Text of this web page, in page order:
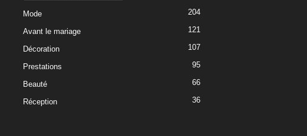
Mode 204
Avant le mariage 121
Décoration 107
Prestations 95
Beauté 66
Réception 36